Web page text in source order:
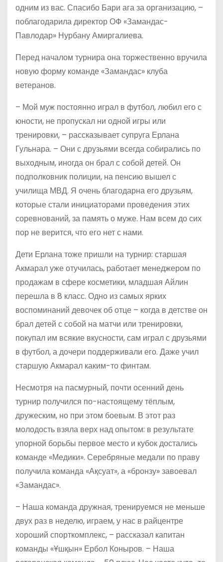
одним из вас. Спасибо Бари ага за организацию, –
поблагодарила директор ОФ «Замандас-
Павлодар» Нурбану Амиргалиева.
Перед началом турнира она торжественно вручила
новую форму команде «Замандас» клуба
ветеранов.
– Мой муж постоянно играл в футбол, любил его с
юности, не пропускал ни одной игры или
тренировки, – рассказывает супруга Ерлана
Гульнара. – Они с друзьями всегда собирались по
выходным, иногда он брал с собой детей. Он
подполковник полиции, на пенсию вышел с
училища МВД. Я очень благодарна его друзьям,
которые стали инициаторами проведения этих
соревнований, за память о муже. Нам всем до сих
пор не верится, что его нет с нами.
Дети Ерлана тоже пришли на турнир: старшая
Акмарал уже отучилась, работает менеджером по
продажам в сфере косметики, младшая Айлин
перешла в 8 класс. Одно из самых ярких
воспоминаний девочек об отце – когда в детстве он
брал детей с собой на матчи или тренировки,
покупал им всякие вкусности, сам играл с друзьями
в футбол, а дочери поддерживали его. Даже учил
старшую Акмарал каким-то финтам.
Несмотря на пасмурный, почти осенний день
турнир получился по-настоящему тёплым,
дружеским, но при этом боевым. В этот раз
молодость взяла верх над опытом: в результате
упорной борьбы первое место и кубок достались
команде «Медики». Серебряные медали по праву
получила команда «Ақсуат», а «бронзу» завоевал
«Замандас».
– Наша команда дружная, тренируемся не меньше
двух раз в неделю, играем, у нас в райцентре
хороший спорткомплекс, – рассказал капитан
команды «Ұшқын» Ербол Коныров. – Наша